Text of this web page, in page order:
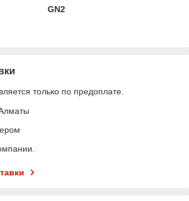
GN2
только по предоплате.